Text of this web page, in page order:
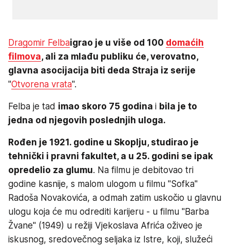
Dragomir Felbaigrao je u više od 100 domaćih
filmova, ali za mlađu publiku će, verovatno,
glavna asocijacija biti deda Straja iz serije
"Otvorena vrata".
Felba je tad imao skoro 75 godina i bila je to
jedna od njegovih poslednjih uloga.
Rođen je 1921. godine u Skoplju, studirao je
tehnički i pravni fakultet, a u 25. godini se ipak
opredelio za glumu. Na filmu je debitovao tri
godine kasnije, s malom ulogom u filmu "Sofka"
Radoša Novakovića, a odmah zatim uskočio u glavnu
ulogu koja će mu odrediti karijeru - u filmu "Barba
Žvane" (1949) u režiji Vjekoslava Afrića oživeo je
iskusnog, sredovečnog seljaka iz Istre, koji, služeći